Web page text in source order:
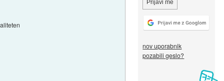
nov uporabnik
pozabili geslo?